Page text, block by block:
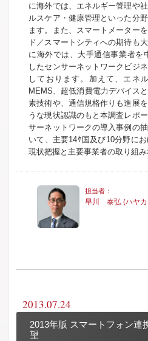
に海外では、エネルギー管理や
ルスケア・健康管理といった分
ます。また、スマートメーター
ド／スマートシティへの期待も
に海外では、大手通信事業者を
したセンサーネットワークビジ
しております。加えて、エネ
MEMS、超低消費電力デバイス
素技術や、通信規格作りも進展
うな現状認識のもと本調査レポ
サーネットワークの導入事例の
いて、主要14ｹ国及び10分野に
現状把握と主要事業者の取り組み
早川 泰弘 (ハヤ
2013.07.24
2013年版 スマートフォン連
望